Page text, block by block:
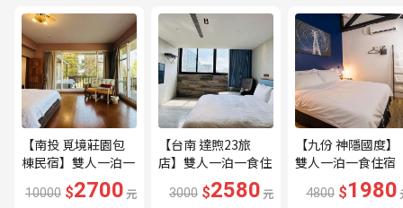
【南投 覓境莊園包
棟民宿】雙人一泊一
食住宿券---🔥平日
贈下午茶、兩張券即
10000 $2700元
【台南 達煦23旅
店】雙人一泊一食住
宿券---🔥近海安路
商圈🔥
3000 $2580元
【九份 神隱國度】
雙人一泊一食住宿
券---🔥隱身山城的
秘境住宿🔥
4800 $1980